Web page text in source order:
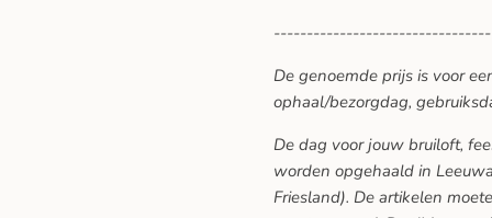
De genoemde prijs is voor
ophaal/bezorgdag,
De dag voor jouw bruiloft,
worden opgehaald in
Friesland). De artikelen